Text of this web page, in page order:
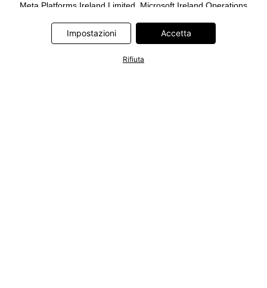
Meta Platforms Ireland Limited, Microsoft Ireland Operations
Information Technologies UK Limited. Ulteriori informazioni sul
trattamento dei dati da parte di questi partner sono disponibili
accessibile anche tramite un link nel banner.
Impostazioni Accetta
Rifiuta